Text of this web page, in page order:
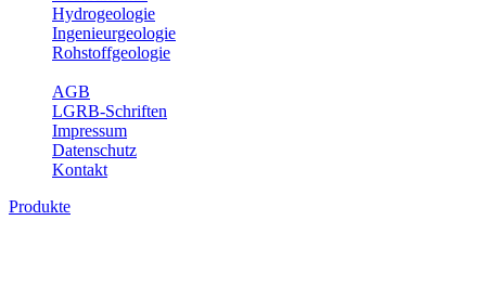
Hydrogeologie
Ingenieurgeologie
Rohstoffgeologie
AGB
LGRB-Schriften
Impressum
Datenschutz
Kontakt
Produkte